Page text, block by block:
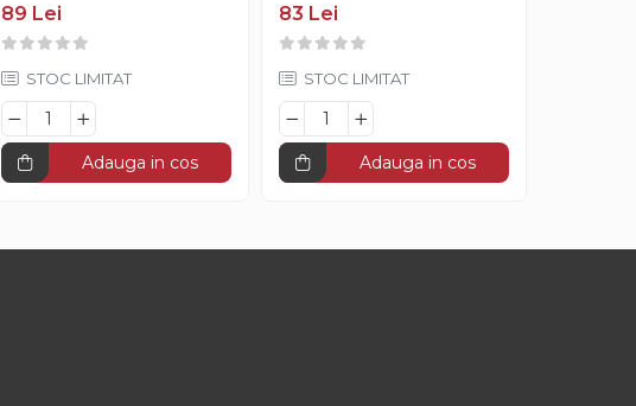
89 Lei
STOC LIMITAT
Adauga in cos
83 Lei
STOC LIMITAT
Adauga in cos